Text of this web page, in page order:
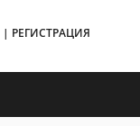
| РЕГИСТРАЦИЯ